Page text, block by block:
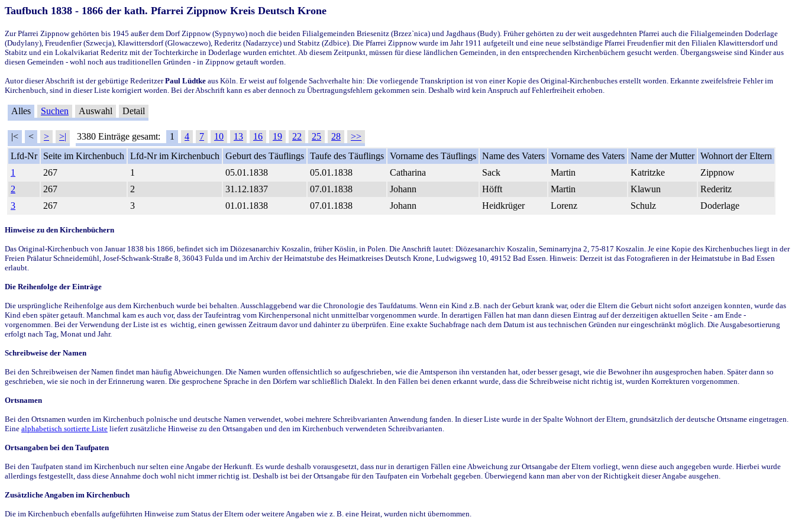
Taufbuch 1838 - 1866 der kath. Pfarrei Zippnow Kreis Deutsch Krone
Zur Pfarrei Zippnow gehörten bis 1945 außer dem Dorf Zippnow (Sypnywo) noch die beiden Filialgemeinden Briesenitz (Brzez`nica) und Jagdhaus (Budy). Früher gehörten zu der weit ausgedehnten Pfarrei auch die Filialgemeinden Doderlage
(Dudylany), Freudenfier (Szwecja), Klawittersdorf (Glowaczewo), Rederitz (Nadarzyce) und Stabitz (Zdbice). Die Pfarrei Zippnow wurde im Jahr 1911 aufgeteilt und eine neue selbständige Pfarrei Freudenfier mit den Filialen Klawittersdorf und
Stabitz und ein Lokalvikariat Rederitz mit der Tochterkirche in Doderlage wurden errichtet. Ab diesem Zeitpunkt, müssen für diese ländlichen Gemeinden, in den entsprechenden Kirchenbüchern gesucht werden. Übergangsweise sind Kinder aus
diesen Gemeinden - wohl noch aus traditionellen Gründen - in Zippnow getauft worden.
Autor dieser Abschrift ist der gebürtige RederitzerPaul Lüdtke aus Köln. Er weist auf folgende Sachverhalte hin: Die vorliegende Transkription ist von einer Kopie des Original-Kirchenbuches erstellt worden. Erkannte zweifelsfreie Fehler im
Kirchenbuch, sind in dieser Liste korrigiert worden. Bei der Abschrift kann es aber dennoch zu Übertragungsfehlern gekommen sein. Deshalb wird kein Anspruch auf Fehlerfreiheit erhoben.
Alles Suchen Auswahl Detail
|< < > >| 3380 Einträge gesamt: 1 4 7 10 13 16 19 22 25 28
>>
Lfd-Nr
Seite im Kirchenbuch Lfd-Nr im Kirchenbuch Geburt des Täuflings Taufe des Täuflings Vorname des Täuflings Name des Vaters Vorname des Vaters Name der Mutter Wohnort der Eltern
1
267 1 05.01.1838 05.01.1838 Catharina Sack Martin Katritzke
Zippnow
2
267 2 31.12.1837 07.01.1838 Johann Höfft Martin Klawun
Rederitz
3
267 3 01.01.1838 07.01.1838 Johann Heidkrüger Lorenz Schulz Doderlage
Hinweise zu den Kirchenbüchern
Das Original-Kirchenbuch von Januar 1838 bis 1866, befindet sich im Diözesanarchiv Koszalin, früher Köslin, in Polen. Die Anschrift lautet: Diözesanarchiv Koszalin, Seminarryjna 2, 75-817 Koszalin. Je eine Kopie des Kirchenbuches liegt in der
Freien Prälatur Schneidemühl, Josef-Schwank-Straße 8, 36043 Fulda und im Archiv der Heimatstube des Heimatkreises Deutsch Krone, Ludwigsweg 10, 49152 Bad Essen. Hinweis: Derzeit ist das Fotografieren in der Heimatstube in Bad Essen
erlaubt.
Die Reihenfolge der Einträge
Die ursprüngliche Reihenfolge aus dem Kirchenbuch wurde bei behalten. Ausschlaggebend war die Chronologie des Taufdatums. Wenn ein Kind z.B. nach der Geburt krank war, oder die Eltern die Geburt nicht sofort anzeigen konnten, wurde das
Kind eben später getauft. Manchmal kam es auch vor, dass der Taufeintrag vom Kirchenpersonal nicht unmittelbar vorgenommen wurde. In derartigen Fällen hat man dann diesen Eintrag auf der derzeitigen aktuellen Seite - am Ende -
vorgenommen. Bei der Verwendung der Liste ist es wichtig, einen gewissen Zeitraum davor und dahinter zu überprüfen. Eine exakte Suchabfrage nach dem Datum ist aus technischen Gründen nur eingeschränkt möglich. Die Ausgabesortierung
erfolgt nach Tag, Monat und Jahr.
Schreibweise der Namen
Bei den Schreibweisen der Namen findet man häufig Abweichungen. Die Namen wurden offensichtlich so aufgeschrieben, wie die Amtsperson ihn verstanden hat, oder besser gesagt, wie die Bewohner ihn ausgesprochen haben. Später dann so
geschrieben, wie sie noch in der Erinnerung waren. Die gesprochene Sprache in den Dörfern war schließlich Dialekt. In den Fällen bei denen erkannt wurde, dass die Schreibweise nicht richtig ist, wurden Korrekturen vorgenommen.
Ortsnamen
Bei den Ortsnamen wurden im Kirchenbuch polnische und deutsche Namen verwendet, wobei mehrere Schreibvarianten Anwendung fanden. In dieser Liste wurde in der Spalte Wohnort der Eltern, grundsätzlich der deutsche Ortsname eingetragen.
Eine alphabetisch sortierte Liste liefert zusätzliche Hinweise zu den Ortsangaben und den im Kirchenbuch verwendeten Schreibvarianten.
Ortsangaben bei den Taufpaten
Bei den Taufpaten stand im Kirchenbuch nur selten eine Angabe der Herkunft. Es wurde deshalb vorausgesetzt, dass nur in derartigen Fällen eine Abweichung zur Ortsangabe der Eltern vorliegt, wenn diese auch angegeben wurde. Hierbei wurde
allerdings festgestellt, dass diese Annahme doch wohl nicht immer richtig ist. Deshalb ist bei der Ortsangabe für den Taufpaten ein Vorbehalt gegeben. Überwiegend kann man aber von der Richtigkeit dieser Angabe ausgehen.
Zusätzliche Angaben im Kirchenbuch
Die im Kirchenbuch ebenfalls aufgeführten Hinweise zum Status der Eltern oder weitere Angaben wie z. B. eine Heirat, wurden nicht übernommen.